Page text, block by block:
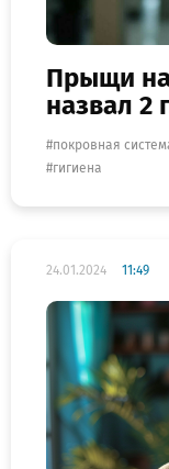
Прыщи на
назвал 2
покровная
гигиена
24.01.2024 11:49